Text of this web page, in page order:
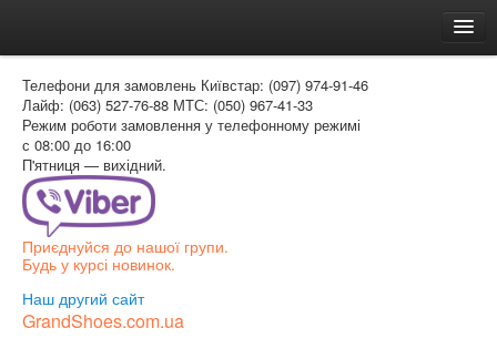
Доставка и оплата
Как заказать
Контакти
Таблиця розмірів
Вхід для покупця
Телефони для замовлень Київстар: (097) 974-91-46
Лайф: (063) 527-76-88 МТС: (050) 967-41-33
Режим роботи замовлення у телефонному режимі
с 08:00 до 16:00
П'ятниця — вихідний.
Приєднуйся до нашої групи.
Будь у курсі новинок.
Наш другий сайт
GrandShoes.com.ua